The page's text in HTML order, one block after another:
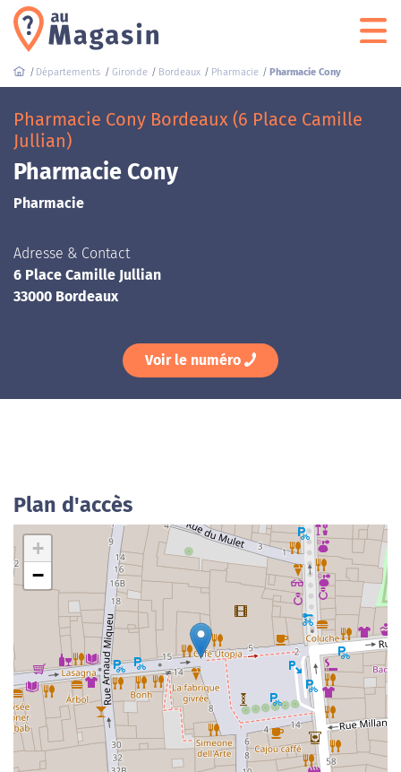
Départements Gironde Bordeaux Pharmacie Pharmacie Cony
Pharmacie Cony Bordeaux (6 Place Camille
Jullian)
Pharmacie Cony
Pharmacie
Adresse & Contact
6 Place Camille Jullian
33000 Bordeaux
Voir le numéro
Plan d'accès
+
−